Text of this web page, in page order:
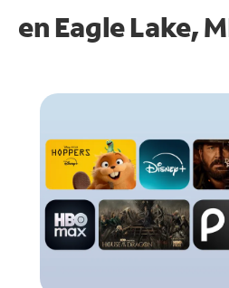
en Eagle Lake,